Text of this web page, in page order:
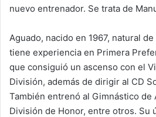
nuevo entrenador. Se trata de
Aguado, nacido en 1967, natural
tiene experiencia en Primera
que consiguió un ascenso con el
División, además de dirigir al CD
También entrenó al Gimnástico de
División de Honor, entre otros. Su